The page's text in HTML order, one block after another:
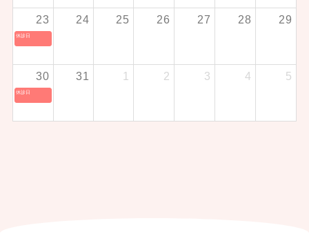
23
休診日
24 25 26 27 28 29
30
休診日
31 1 2 3 4 5